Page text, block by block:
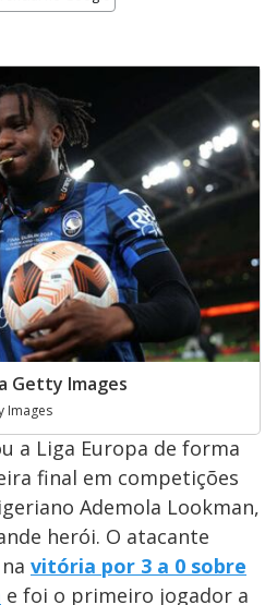
Getty Images
Images
a Liga Europa de forma
final em competições
Ademola Lookman,
herói. O atacante
vitória por 3 a 0 sobre
e foi o primeiro jogador a